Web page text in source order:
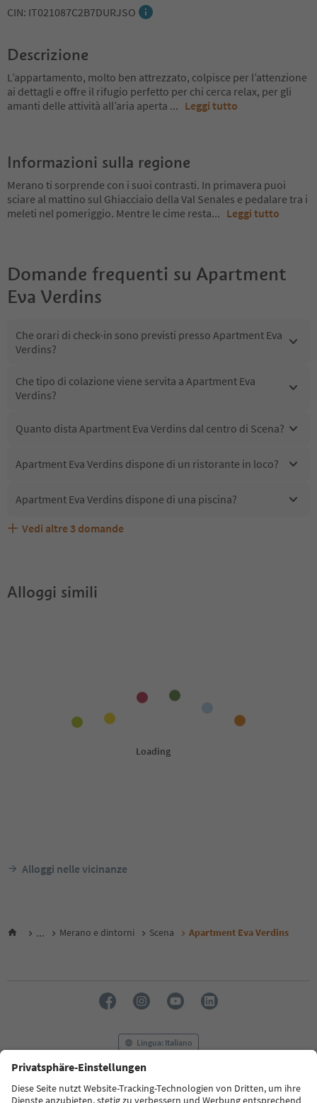
CIN: IT021087C2B7DURJSO
Descrizione
L’appartamento, molto ben attrezzato, colpisce per l’attenzione
ai dettagli e offre il rifugio perfetto per chi cerca relax, per gli
amanti delle attività all’aria aperta ... Leggi tutto
Informazioni sulla regione
Merano ti sorprende con i suoi contrasti. In primavera puoi
sciare al mattino sul Ghiacciaio della Val Senales e pedalare tra i
meleti nel pomeriggio. Mentre le cime resta... Leggi tutto
Domande frequenti su Apartment
Eva Verdins
Che orari di check-in sono previsti presso Apartment Eva
Verdins?
Che tipo di colazione viene servita a Apartment Eva
Verdins?
Quanto dista Apartment Eva Verdins dal centro di Scena?
Apartment Eva Verdins dispone di un ristorante in loco?
Apartment Eva Verdins dispone di una piscina?
Apartment Eva Verdins accetta animali domestici?
Quali servizi/attività sono disponibili presso Apartment
Gli ospiti di Apartment Eva Verdins ricevono l'Alto Adige
Vedi altre 3 domande
Alloggi simili
Alloggi nelle vicinanze
... Merano e dintorni Scena Apartment Eva Verdins
Lingua: Italiano
FAQ Contatti Press MICE
Privacy Policy